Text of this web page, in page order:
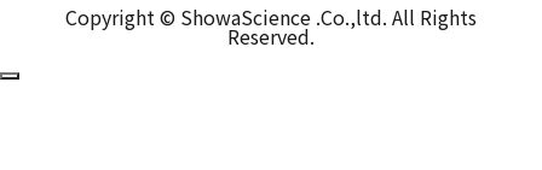
Copyright © ShowaScience .Co.,ltd. All Rights
Reserved.